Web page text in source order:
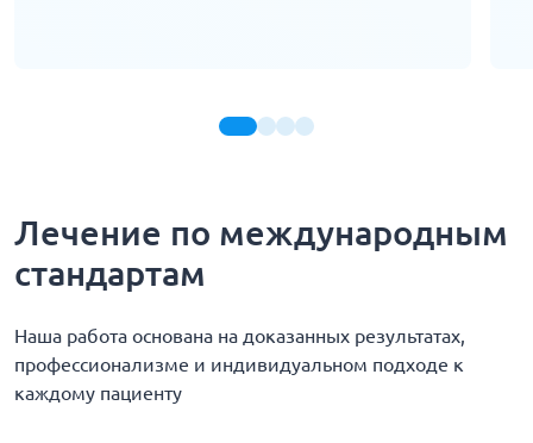
Лечение по международным
стандартам
Наша работа основана на доказанных результатах,
профессионализме и индивидуальном подходе к
каждому пациенту